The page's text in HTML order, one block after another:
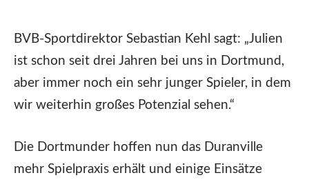
BVB-Sportdirektor Sebastian Kehl sagt: „Julien
ist schon seit drei Jahren bei uns in Dortmund,
aber immer noch ein sehr junger Spieler, in dem
wir weiterhin großes Potenzial sehen.“
Die Dortmunder hoffen nun das Duranville
mehr Spielpraxis erhält und einige Einsätze